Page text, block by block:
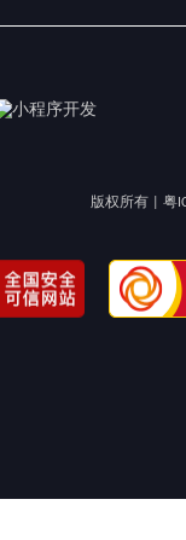
版权所有 | 粤